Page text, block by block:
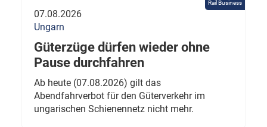
Rail Business
07.08.2026
Ungarn
Güterzüge dürfen wieder ohne
Pause durchfahren
Ab heute (07.08.2026) gilt das
Abendfahrverbot für den Güterverkehr im
ungarischen Schienennetz nicht mehr.